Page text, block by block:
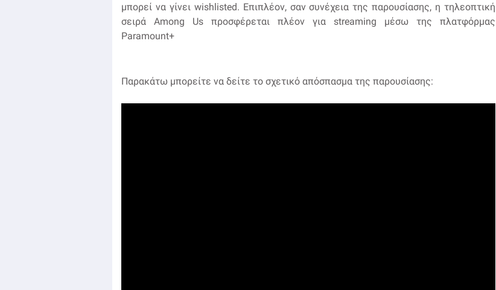
μπορεί να γίνει wishlisted. Επιπλέον, σαν συνέχεια της παρουσίασης, η τηλεοπτική
σειρά Among Us προσφέρεται πλέον για streaming μέσω της πλατφόρμας
Paramount+
Παρακάτω μπορείτε να δείτε το σχετικό απόσπασμα της παρουσίασης: